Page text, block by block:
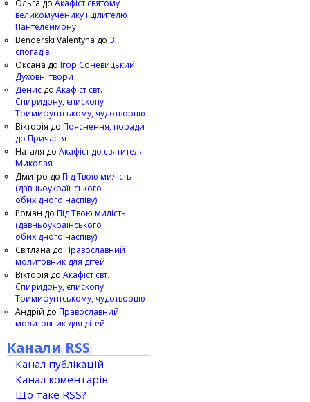
Ольга до Акафіст святому
великомученику і цілителю
Пантелеймону
Benderski Valentyna до Зі
спогадів
Оксана до Ігор Соневицький.
Духовні твори
Денис до Акафіст свт.
Спиридону, єпископу
Тримифунтському, чудотворцю
Вікторія до Пояснення, поради
до Причастя
Наталя до Акафіст до святителя
Миколая
Дмитро до Під Твою милість
(давньоукраїнського
обихідного наспіву)
Роман до Під Твою милість
(давньоукраїнського
обихідного наспіву)
Світлана до Православний
молитовник для дітей
Вікторія до Акафіст свт.
Спиридону, єпископу
Тримифунтському, чудотворцю
Андрій до Православний
молитовник для дітей
Канали RSS
Канал публікацій
Канал коментарів
Що таке RSS?